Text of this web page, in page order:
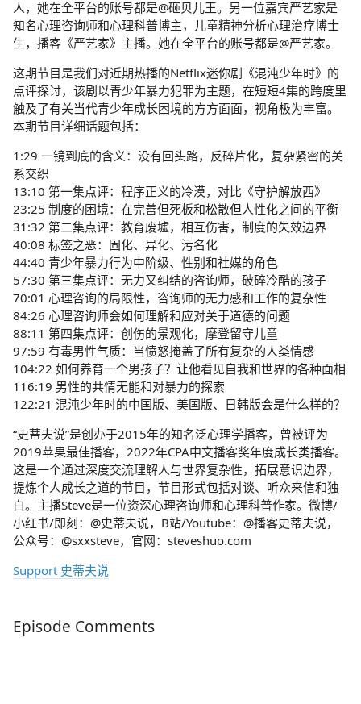
人，她在全平台的账号都是@砸贝儿王。另一位嘉宾严艺家是
知名心理咨询师和心理科普博主，儿童精神分析心理治疗博士
生，播客《严艺家》主播。她在全平台的账号都是@严艺家。
这期节目是我们对近期热播的Netflix迷你剧《混沌少年时》的
点评探讨，该剧以青少年暴力犯罪为主题，在短短4集的跨度里
触及了有关当代青少年成长困境的方方面面，视角极为丰富。
本期节目详细话题包括：
1:29 一镜到底的含义：没有回头路，反碎片化，复杂紧密的关
系交织
13:10 第一集点评：程序正义的冷漠，对比《守护解放西》
23:25 制度的困境：在完善但死板和松散但人性化之间的平衡
31:32 第二集点评：教育废墟，相互伤害，制度的失效边界
40:08 标签之恶：固化、异化、污名化
44:40 青少年暴力行为中阶级、性别和社媒的角色
57:30 第三集点评：无力又纠结的咨询师，破碎冷酷的孩子
70:01 心理咨询的局限性，咨询师的无力感和工作的复杂性
84:26 心理咨询师会如何理解和应对关于道德的问题
88:11 第四集点评：创伤的景观化，摩登留守儿童
97:59 有毒男性气质：当愤怒掩盖了所有复杂的人类情感
104:22 如何养育一个男孩子？让他看见自我和世界的各种面相
116:19 男性的共情无能和对暴力的探索
122:21 混沌少年时的中国版、美国版、日韩版会是什么样的？
“史蒂夫说”是创办于2015年的知名泛心理学播客，曾被评为
2019苹果最佳播客，2022年CPA中文播客奖年度成长类播客。
这是一个通过深度交流理解人与世界复杂性，拓展意识边界，
提炼个人成长之道的节目，节目形式包括对谈、听众来信和独
白。主播Steve是一位资深心理咨询师和心理科普作家。微博/
小红书/即刻：@史蒂夫说，B站/Youtube：@播客史蒂夫说，
公众号：@sxxsteve，官网：steveshuo.com
Support 史蒂夫说
Episode Comments